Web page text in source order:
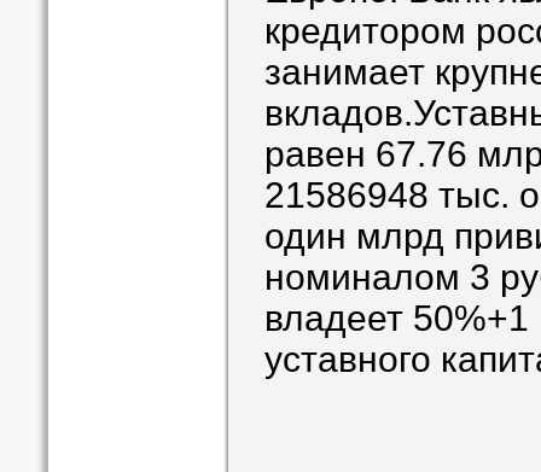
кредитором
занимает
равен 67.76
21586948 тыс.
один млрд
номиналом 3
владеет
уставного